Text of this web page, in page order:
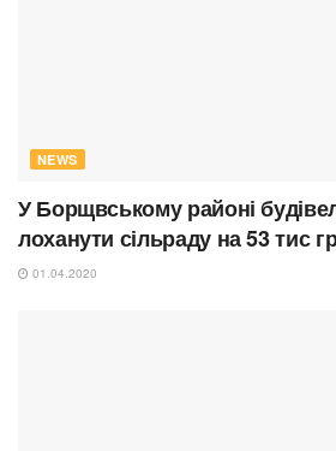
NEWS
У Борщвському районі
лоханути сільраду на 53 тис
01.04.2020